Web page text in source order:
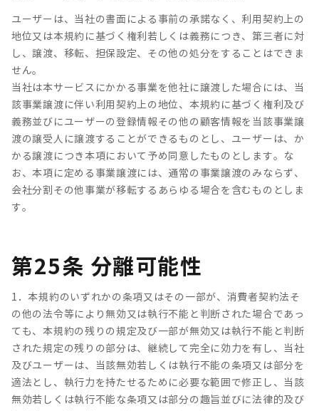
ユーザーは、当社の書面による事前の承諾なく、利用契約上の
地位又は本規約に基づく権利若しくは義務につき、第三者に対
し、譲渡、移転、担保設定、その他の処分をすることはできま
せん。
当社は本サービスにかかる事業を他社に譲渡した場合には、当
該事業譲渡に伴い利用契約上の地位、本規約に基づく権利及び
義務並びにユーザーの登録情報その他の顧客情報を当該事業譲
渡の譲受人に譲渡することができるものとし、ユーザーは、か
かる譲渡につき本項において予め同意したものとします。な
お、本項に定める事業譲渡には、通常の事業譲渡のみならず、
会社分割その他事業が移転するあらゆる場合を含むものとしま
す。
1．本規約のいずれかの条項又はその一部が、消費者契約法そ
の他の法令等により無効又は執行不能と判断された場合であっ
ても、本規約の残りの規定及び一部が無効又は執行不能と判断
された規定の残りの部分は、継続して完全に効力を有し、当社
及びユーザーは、当該無効若しくは執行不能の条項又は部分を
適法とし、執行力を持たせるために必要な範囲で修正し、当該
無効若しくは執行不能な条項又は部分の趣旨並びに法律的及び
第25条 分離可能性